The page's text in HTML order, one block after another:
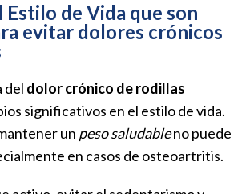
Estilo de Vida que son
evitar dolores crónicos
del dolor crónico de rodillas
significativos en el estilo de vida.
un peso saludableno puede
en casos de osteoartritis.